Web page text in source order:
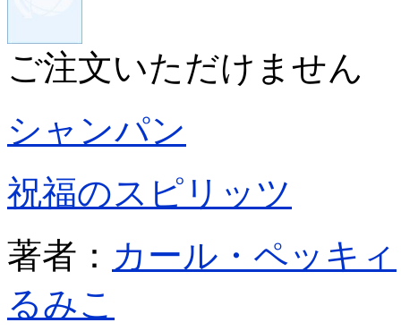
ご注文いただけません
シャンパン
祝福のスピリッツ
著者： カール・ペッキィ
るみこ